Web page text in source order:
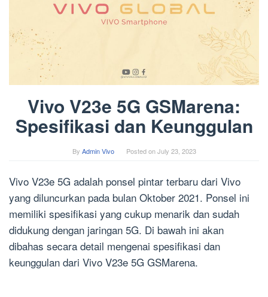
Vivo V23e 5G GSMarena:
Spesifikasi dan Keunggulan
By Admin Vivo Posted onJuly 23, 2023
Vivo V23e 5G adalah ponsel pintar terbaru dari Vivo
yang diluncurkan pada bulan Oktober 2021. Ponsel ini
memiliki spesifikasi yang cukup menarik dan sudah
didukung dengan jaringan 5G. Di bawah ini akan
dibahas secara detail mengenai spesifikasi dan
keunggulan dari Vivo V23e 5G GSMarena.